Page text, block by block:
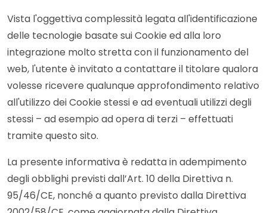
Vista l'oggettiva complessità legata all'identificazione
delle tecnologie basate sui Cookie ed alla loro
integrazione molto stretta con il funzionamento del
web, l'utente è invitato a contattare il titolare qualora
volesse ricevere qualunque approfondimento relativo
all'utilizzo dei Cookie stessi e ad eventuali utilizzi degli
stessi – ad esempio ad opera di terzi – effettuati
tramite questo sito.
La presente informativa è redatta in adempimento
degli obblighi previsti dall’Art. 10 della Direttiva n.
95/46/CE, nonché a quanto previsto dalla Direttiva